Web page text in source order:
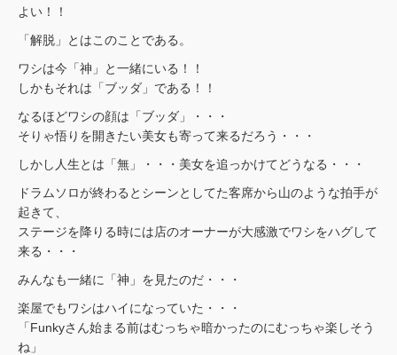
よい！！
「解脱」とはこのことである。
ワシは今「神」と一緒にいる！！
しかもそれは「ブッダ」である！！
なるほどワシの顔は「ブッダ」・・・
そりゃ悟りを開きたい美女も寄って来るだろう・・・
しかし人生とは「無」・・・美女を追っかけてどうなる・・・
ドラムソロが終わるとシーンとしてた客席から山のような拍手が
起きて、
ステージを降りる時には店のオーナーが大感激でワシをハグして
来る・・・
みんなも一緒に「神」を見たのだ・・・
楽屋でもワシはハイになっていた・・・
「Funkyさん始まる前はむっちゃ暗かったのにむっちゃ楽しそう
ね」